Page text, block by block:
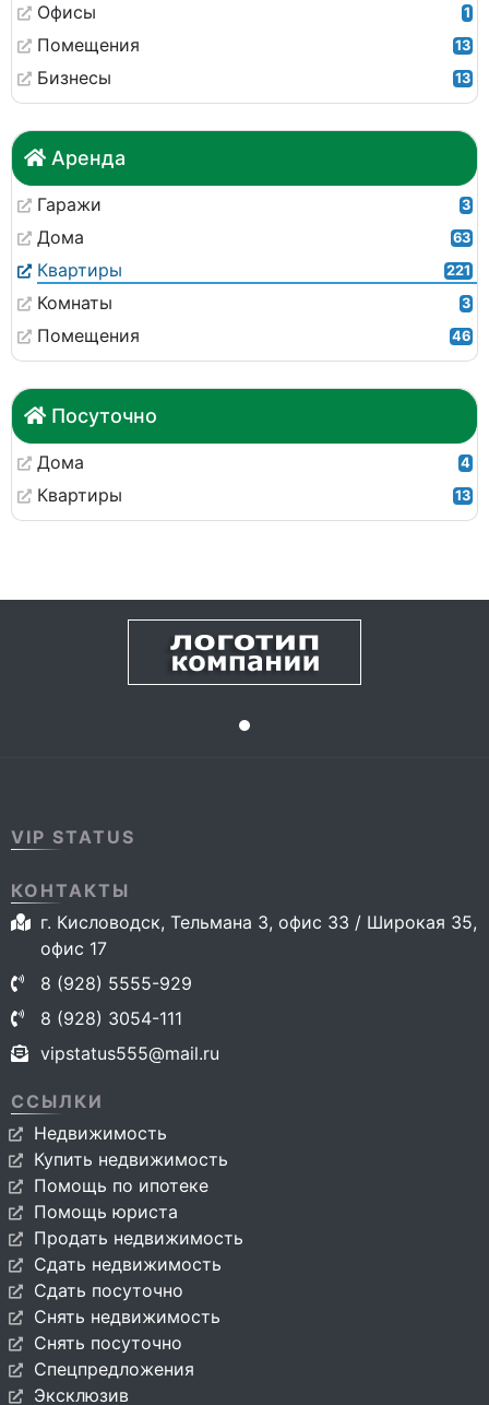
Офисы 1
Помещения 13
Бизнесы 13
Аренда
Гаражи 3
Дома 63
Квартиры 221
Комнаты 3
Помещения 46
Посуточно
Дома 4
Квартиры 13
VIP STATUS
КОНТАКТЫ
г. Кисловодск, Тельмана 3, офис 33 / Широкая 35,
офис 17
8 (928) 5555-929
8 (928) 3054-111
vipstatus555@mail.ru
ССЫЛКИ
Недвижимость
Купить недвижимость
Помощь по ипотеке
Помощь юриста
Продать недвижимость
Сдать недвижимость
Сдать посуточно
Снять недвижимость
Снять посуточно
Спецпредложения
Эксклюзив